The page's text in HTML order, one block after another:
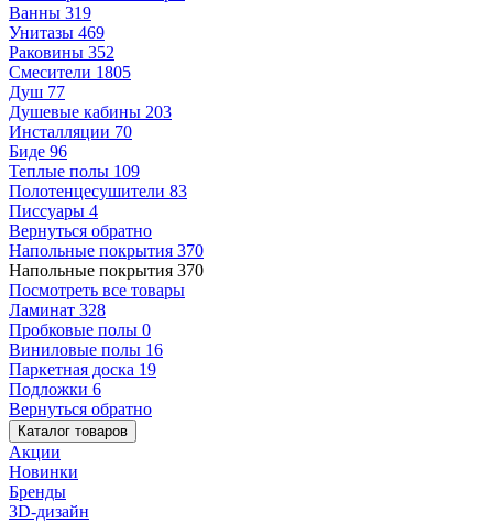
Ванны 319
Унитазы 469
Раковины 352
Смесители 1805
Душ 77
Душевые кабины 203
Инсталляции 70
Биде 96
Теплые полы 109
Полотенцесушители 83
Писсуары 4
Вернуться обратно
Напольные покрытия 370
Напольные покрытия 370
Посмотреть все товары
Ламинат 328
Пробковые полы 0
Виниловые полы 16
Паркетная доска 19
Подложки 6
Вернуться обратно
Каталог товаров
Акции
Новинки
Бренды
3D-дизайн